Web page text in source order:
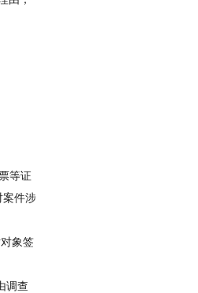
等证
案件涉
象签
调查